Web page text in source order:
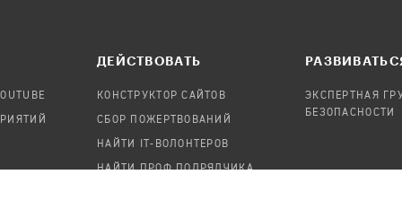
ДЕЙСТВОВАТЬ
КОНСТРУКТОР САЙТОВ
СБОР ПОЖЕРТВОВАНИЙ
НАЙТИ IT-ВОЛОНТЕРОВ
НАЙТИ ПРОФ.ПОДРЯДЧИКА
ЭКСПЕРТНАЯ
БЕЗОПАСНОСТИ